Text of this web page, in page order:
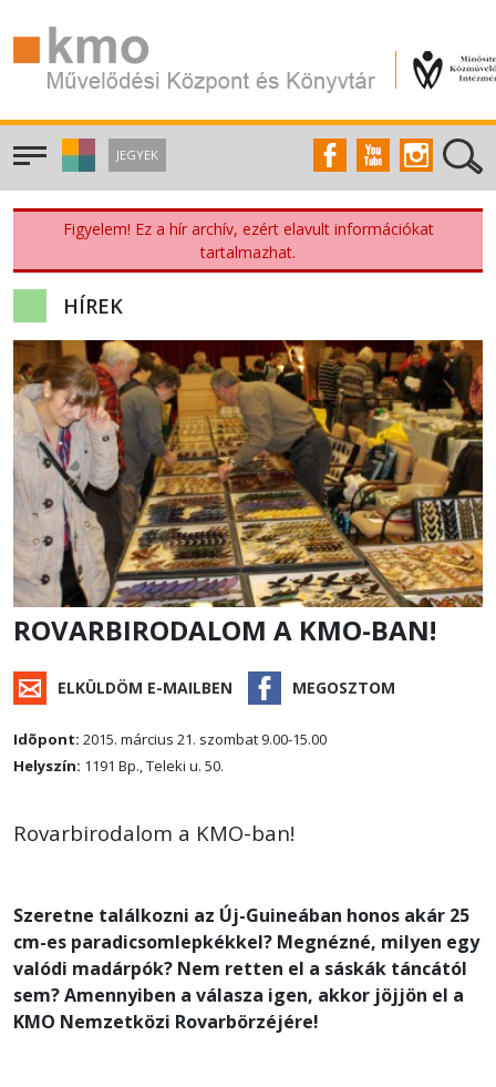
JEGYEK
Figyelem! Ez a hír archív, ezért elavult információkat
tartalmazhat.
HÍREK
ROVARBIRODALOM A KMO-BAN!
ELKÜLDÖM E-MAILBEN MEGOSZTOM
Idõpont: 2015. március 21. szombat 9.00-15.00
Helyszín: 1191 Bp., Teleki u. 50.
Rovarbirodalom a KMO-ban!
Szeretne találkozni az Új-Guineában honos akár 25
cm-es paradicsomlepkékkel? Megnézné, milyen egy
valódi madárpók? Nem retten el a sáskák táncától
sem? Amennyiben a válasza igen, akkor jöjjön el a
KMO Nemzetközi Rovarbörzéjére!